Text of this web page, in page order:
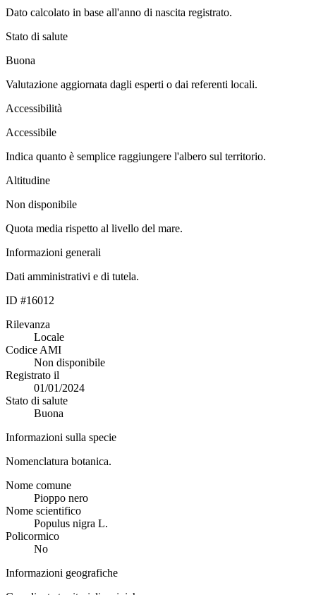
Dato calcolato in base all'anno di nascita registrato.
Stato di salute
Buona
Valutazione aggiornata dagli esperti o dai referenti locali.
Accessibilità
Accessibile
Indica quanto è semplice raggiungere l'albero sul territorio.
Altitudine
Non disponibile
Quota media rispetto al livello del mare.
Informazioni generali
Dati amministrativi e di tutela.
ID #16012
Rilevanza
Locale
Codice AMI
Non disponibile
Registrato il
01/01/2024
Stato di salute
Buona
Informazioni sulla specie
Nomenclatura botanica.
Nome comune
Pioppo nero
Nome scientifico
Populus nigra L.
Policormico
No
Informazioni geografiche